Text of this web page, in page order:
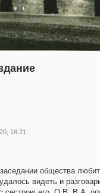
18:21
общества
видеть и